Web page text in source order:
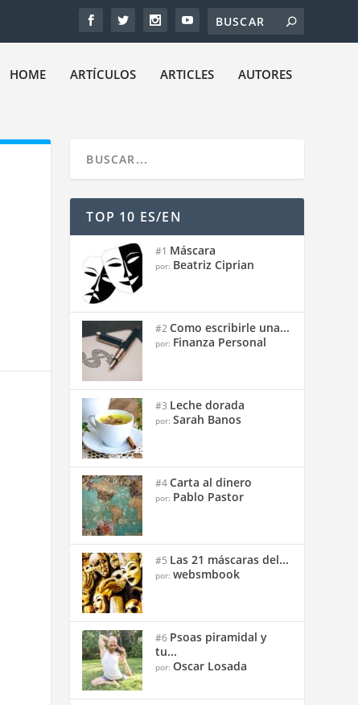
HOME ARTÍCULOS ARTICLES AUTORES
TOP 10 ES/EN
#1 Máscara
por: Beatriz Ciprian
#2Como escribirle una...
por: Finanza Personal
#3 Leche dorada
por:Sarah Banos
#4Carta al dinero
por: Pablo Pastor
#5 Las 21 máscaras del...
por:websmbook
#6 Psoas piramidal y
tu...
por:Oscar Losada